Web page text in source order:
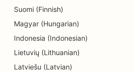
SEO para tiendas de electrónica
SEO para endodoncistas
SEO para empresas de ingeniería
Suomi (Finnish)
Magyar (Hungarian)
Indonesia (Indonesian)
Lietuvių (Lithuanian)
Latviešu (Latvian)